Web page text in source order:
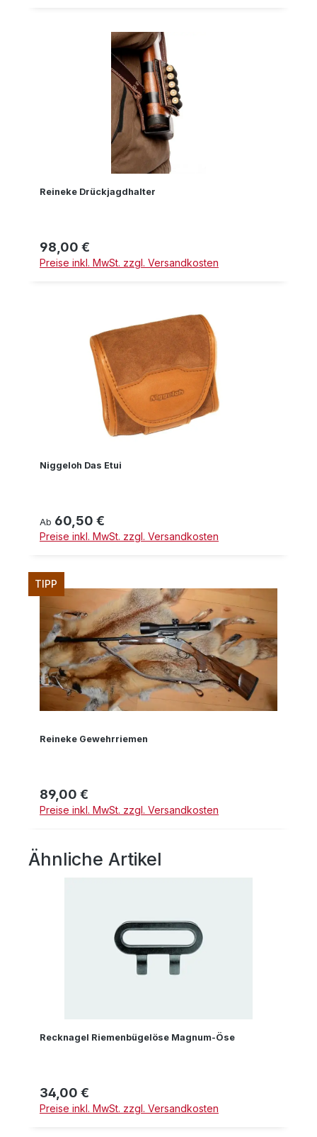
Reineke Drückjagdhalter
Regulärer Preis:
98,00 €
Preise inkl. MwSt. zzgl. Versandkosten
Niggeloh Das Etui
Regulärer Preis:
Ab 60,50 €
Preise inkl. MwSt. zzgl. Versandkosten
TIPP
Reineke Gewehrriemen
Regulärer Preis:
89,00 €
Preise inkl. MwSt. zzgl. Versandkosten
Produktgalerie überspringen
Ähnliche Artikel
Recknagel Riemenbügelöse Magnum-Öse
Regulärer Preis:
34,00 €
Preise inkl. MwSt. zzgl. Versandkosten